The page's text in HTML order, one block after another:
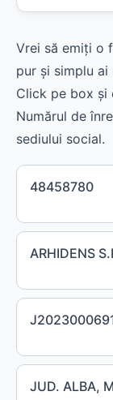
Vrei să emiți o
pur și simplu
Click pe box și
Numărul de
sediului social.
48458780
ARHIDENS
JUD. ALBA,